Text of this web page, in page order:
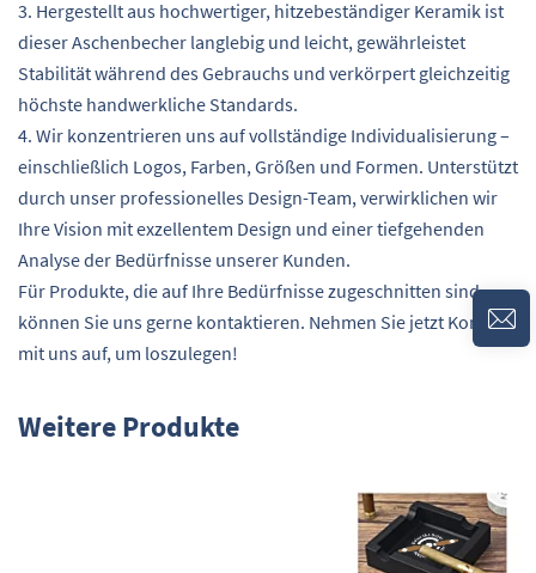
3. Hergestellt aus hochwertiger, hitzebeständiger Keramik ist
dieser Aschenbecher langlebig und leicht, gewährleistet
Stabilität während des Gebrauchs und verkörpert gleichzeitig
höchste handwerkliche Standards.
4. Wir konzentrieren uns auf vollständige Individualisierung –
einschließlich Logos, Farben, Größen und Formen. Unterstützt
durch unser professionelles Design-Team, verwirklichen wir
Ihre Vision mit exzellentem Design und einer tiefgehenden
Analyse der Bedürfnisse unserer Kunden.
Für Produkte, die auf Ihre Bedürfnisse zugeschnitten sind,
können Sie uns gerne kontaktieren. Nehmen Sie jetzt Kontakt
mit uns auf, um loszulegen!
Weitere Produkte